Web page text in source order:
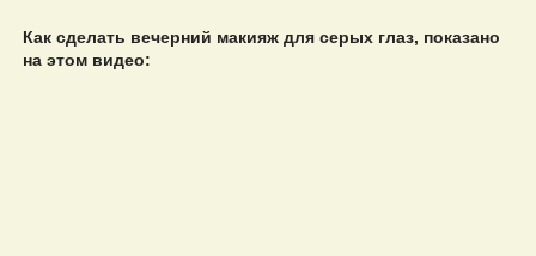
Как сделать вечерний макияж для серых глаз, показано
на этом видео: